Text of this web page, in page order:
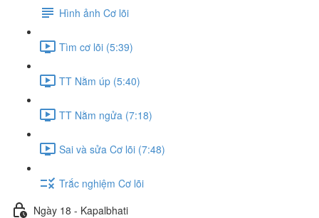
Hình ảnh Cơ lõi
Tìm cơ lõi (5:39)
TT Nằm úp (5:40)
TT Nằm ngửa (7:18)
Sai và sửa Cơ lõi (7:48)
Trắc nghiệm Cơ lõi
Ngày 18 - Kapalbhati